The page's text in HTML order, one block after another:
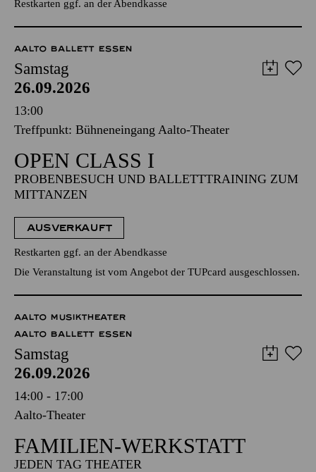
Restkarten ggf. an der Abendkasse
AALTO BALLETT ESSEN
Samstag
26.09.2026
13:00
Treffpunkt: Bühneneingang Aalto-Theater
OPEN CLASS I
PROBENBESUCH UND BALLETTTRAINING ZUM
MITTANZEN
AUSVERKAUFT
Restkarten ggf. an der Abendkasse
Die Veranstaltung ist vom Angebot der TUPcard ausgeschlossen.
AALTO MUSIKTHEATER
AALTO BALLETT ESSEN
Samstag
26.09.2026
14:00 - 17:00
Aalto-Theater
FAMILIEN-WERKSTATT
JEDEN TAG THEATER